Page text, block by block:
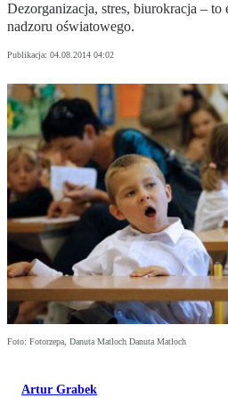
Dezorganizacja, stres, biurokracja – to
nadzoru oświatowego.
Publikacja: 04.08.2014 04:02
Foto: Fotorzepa, Danuta Matloch Danuta Matloch
Artur Grabek